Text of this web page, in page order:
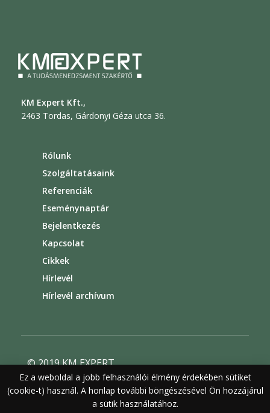
KM Expert Kft.,
2463 Tordas, Gárdonyi Géza utca 36.
Rólunk
Szolgáltatásaink
Referenciák
Eseménynaptár
Bejelentkezés
Kapcsolat
Cikkek
Hírlevél
Hírlevél archívum
© 2019 KM EXPERT
Általános szerződési feltételek
Felhasználási feltételek
Adatvédelem
Ez a weboldal a jobb felhasználói élmény érdekében sütiket
(cookie-t) használ. A honlap további böngészésével Ön hozzájárul
a sütik használatához.